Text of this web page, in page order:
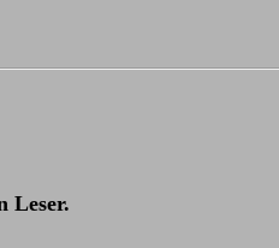
Leser.